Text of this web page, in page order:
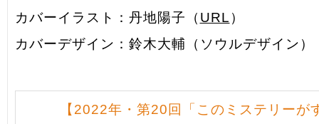
カバーイラスト：丹地陽子（ URL ）
カバーデザイン：鈴木大輔（ソウルデザイン）
【2022年・第20回「このミステリーが